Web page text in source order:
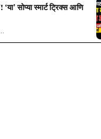
‘या’ सोप्या स्मार्ट ट्रिक्स आणि